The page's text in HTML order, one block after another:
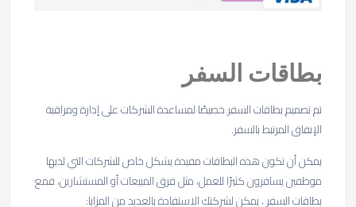
بطاقات السفر
تم تصميم بطاقات السفر خصيصًا لمساعدة الشركات على إدارة ومراقبة
الإنفاق المرتبط بالسفر.
يمكن أن تكون هذه البطاقات مفيدة بشكل خاص للشركات التي لديها
موظفين يسافرون كثيرًا للعمل، مثل فرق المبيعات أو المستشارين، فمع
بطاقات السفر ، يمكن لشركتك الاستفادة بالعديد من المزايا: